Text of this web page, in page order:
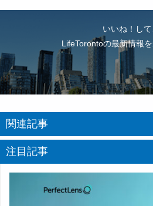
いいね！して
LifeTorontoの最新情報を
関連記事
注目記事